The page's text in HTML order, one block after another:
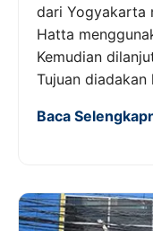
dari Yogyakarta
Hatta
Kemudian
Tujuan
Baca